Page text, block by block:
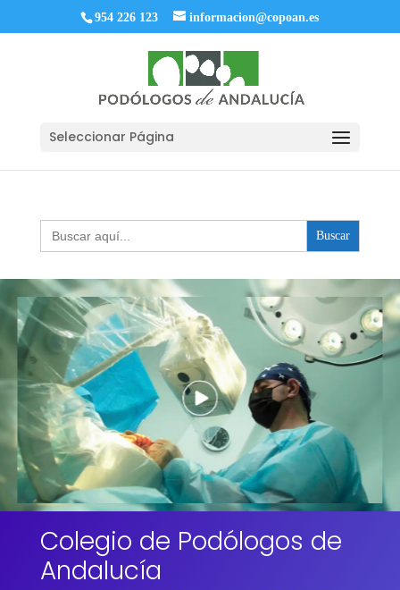
954 226 123 informacion@copoan.es
Seleccionar Página
Buscar:
Colegio de Podólogos de
Andalucía